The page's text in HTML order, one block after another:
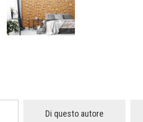
Di questo autore